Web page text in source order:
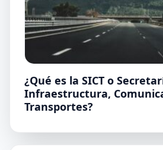
¿Qué es la SICT o
Infraestructura,
Transportes?